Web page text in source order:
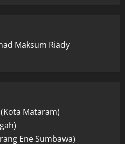
Maksum Riady
Mataram)
Ene Sumbawa)